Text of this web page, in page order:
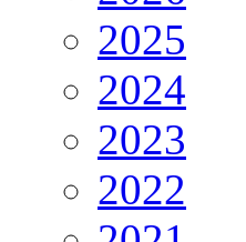
2025
2024
2023
2022